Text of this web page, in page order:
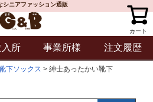
シニアファッション通販
カート
所 事業所様 注文履歴
下ソックス 紳士あったかい靴下